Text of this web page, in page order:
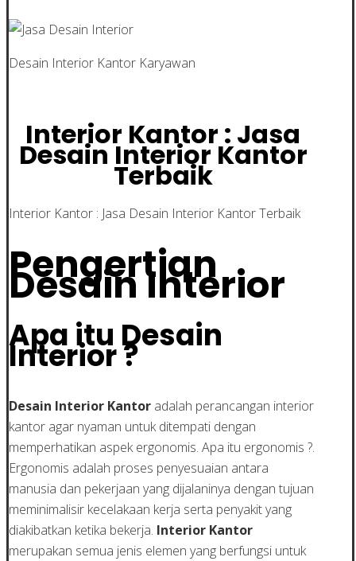
Desain Interior Kantor Karyawan
Interior Kantor : Jasa
Desain Interior Kantor
Terbaik
Interior Kantor : Jasa Desain Interior Kantor Terbaik
Pengertian
Desain Interior
Apa itu Desain
Interior ?
Desain Interior Kantor adalah perancangan interior
kantor agar nyaman untuk ditempati dengan
memperhatikan aspek ergonomis. Apa itu ergonomis ?.
Ergonomis adalah proses penyesuaian antara
manusia dan pekerjaan yang dijalaninya dengan tujuan
meminimalisir kecelakaan kerja serta penyakit yang
diakibatkan ketika bekerja. Interior Kantor
merupakan semua jenis elemen yang berfungsi untuk